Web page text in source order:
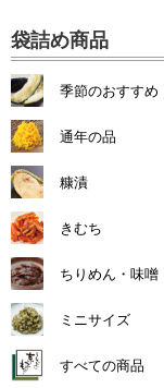
袋詰め商品
季節のおすすめ
通年の品
糠漬
きむち
ちりめん・味噌
ミニサイズ
すべての商品